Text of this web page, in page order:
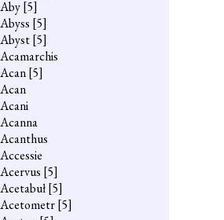
Aby[5]
Abyss [5]
Abyst[5]
Acamarchis
Acan[5]
Acan
Acani
Acanna
Acanthus
Accessie
Acervus [5]
Acetabuł[5]
Acetometr[5]